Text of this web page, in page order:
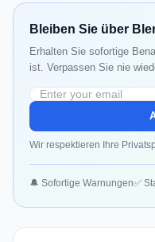
Bleiben Sie über
Erhalten Sie sofortige
ist. Verpassen Sie nie
Wir respektieren Ihre
🔔 Sofortige Warnungen✅